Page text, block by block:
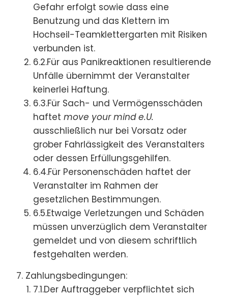
Gefahr erfolgt sowie dass eine
Benutzung und das Klettern im
Hochseil-Teamklettergarten mit Risiken
verbunden ist.
6.2.Für aus Panikreaktionen resultierende
Unfälle übernimmt der Veranstalter
keinerlei Haftung.
6.3.Für Sach- und Vermögensschäden
haftet move your mind e.U.
ausschließlich nur bei Vorsatz oder
grober Fahrlässigkeit des Veranstalters
oder dessen Erfüllungsgehilfen.
6.4.Für Personenschäden haftet der
Veranstalter im Rahmen der
gesetzlichen Bestimmungen.
6.5.Etwaige Verletzungen und Schäden
müssen unverzüglich dem Veranstalter
gemeldet und von diesem schriftlich
festgehalten werden.
Zahlungsbedingungen:
7.1.Der Auftraggeber verpflichtet sich